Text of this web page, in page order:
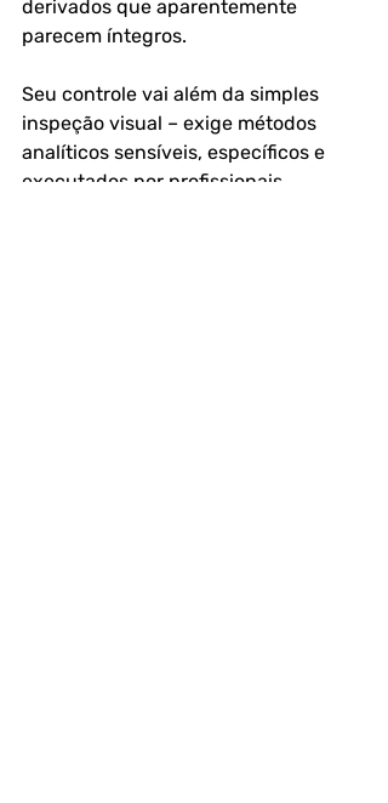
derivados que aparentemente
parecem íntegros.
Seu controle vai além da simples
inspeção visual – exige métodos
analíticos sensíveis, específicos e
executados por profissionais